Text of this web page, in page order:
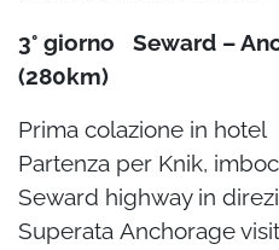
3° giorno Seward –
(280km)
Prima colazione in hotel
Partenza per Knik,
Seward highway in
Superata Anchorage